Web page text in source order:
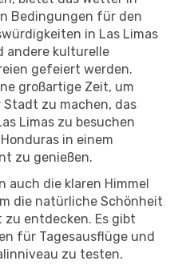
Bedingungen für den
in Las Limas
andere kulturelle
gefeiert werden.
großartige Zeit, um
Stadt zu machen, das
Limas zu besuchen
in einem
zu genießen.
auch die klaren Himmel
die natürliche Schönheit
entdecken. Es gibt
für Tagesausflüge und
zu testen.